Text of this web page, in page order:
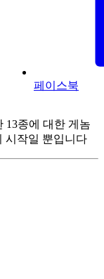
페이스북
13종에 대한 게놈
시작일 뿐입니다